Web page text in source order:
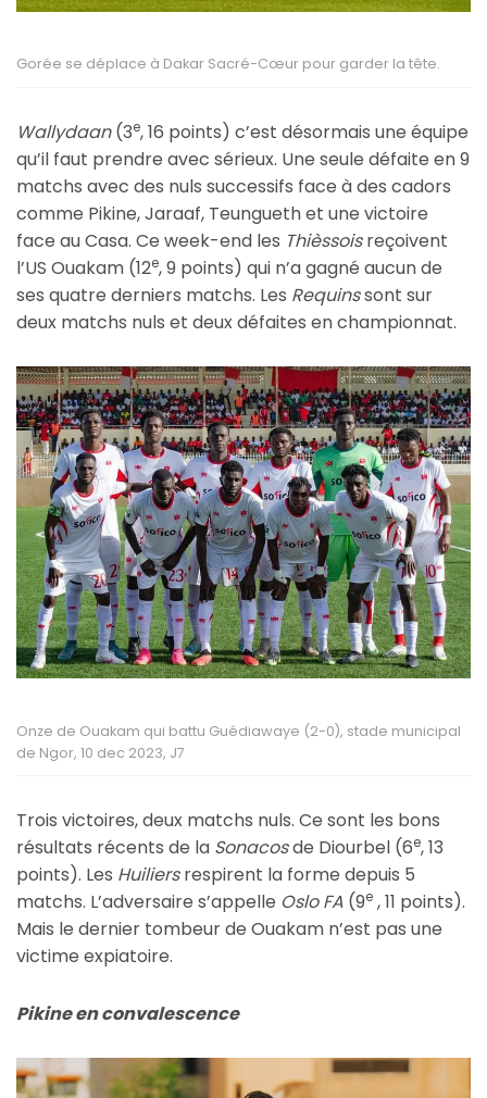
Gorée se déplace à Dakar Sacré-Cœur pour garder la tête.
Wallydaan(3e, 16 points) c’est désormais une équipe
qu’il faut prendre avec sérieux. Une seule défaite en 9
matchs avec des nuls successifs face à des cadors
comme Pikine, Jaraaf, Teungueth et une victoire
face au Casa. Ce week-end les Thièssoisreçoivent
l’US Ouakam (12e, 9 points) qui n’a gagné aucun de
ses quatre derniers matchs. Les Requinssont sur
deux matchs nuls et deux défaites en championnat.
Onze de Ouakam qui battu Guédiawaye (2-0), stade municipal
de Ngor, 10 dec 2023, J7
Trois victoires, deux matchs nuls. Ce sont les bons
résultats récents de la Sonacosde Diourbel (6e, 13
points). Les Huiliersrespirent la forme depuis 5
matchs. L’adversaire s’appelle Oslo FA (9e , 11 points).
Mais le dernier tombeur de Ouakam n’est pas une
victime expiatoire.
Pikine en convalescence